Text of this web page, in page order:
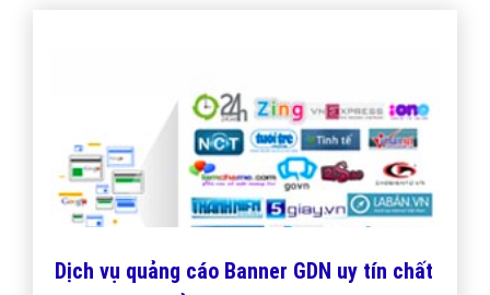
Dịch vụ quảng cáo Banner GDN uy tín chất